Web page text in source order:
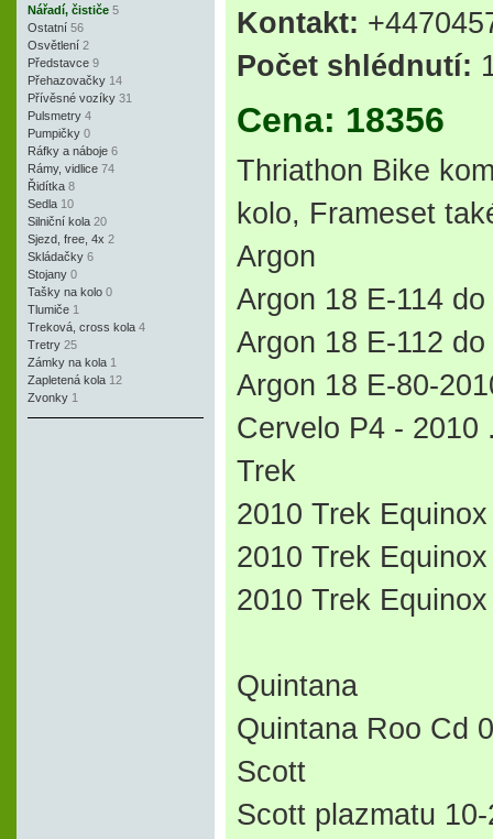
Nářadí, čističe 5
Ostatní 56
Osvětlení 2
Představce 9
Přehazovačky 14
Přívěsné vozíky 31
Pulsmetry 4
Pumpičky 0
Ráfky a náboje 6
Rámy, vidlice 74
Řidítka 8
Sedla 10
Silniční kola 20
Sjezd, free, 4x 2
Skládačky 6
Stojany 0
Tašky na kolo 0
Tlumiče 1
Treková, cross kola 4
Tretry 25
Zámky na kola 1
Zapletená kola 12
Zvonky 1
Kontakt:
Počet shlédnutí:
Cena: 18356
Thriathon Bike
kolo, Frameset
Argon
Argon 18 E-114
Argon 18 E-112
Argon 18 E-80-
Cervelo P4 - 2010
Trek
2010 Trek
2010 Trek
2010 Trek
Quintana
Quintana Roo Cd
Scott
Scott plazmatu